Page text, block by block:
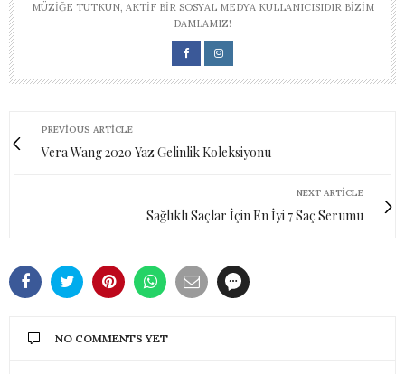
MÜZIĞE TUTKUN, AKTIF BIR SOSYAL MEDYA KULLANICISIDIR BIZIM
DAMLAMIZ!
PREVIOUS ARTICLE
Vera Wang 2020 Yaz Gelinlik Koleksiyonu
NEXT ARTICLE
Sağlıklı Saçlar İçin En İyi 7 Saç Serumu
NO COMMENTS YET